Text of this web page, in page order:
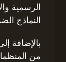
الرسمية
النماذج
بالإضافة
من